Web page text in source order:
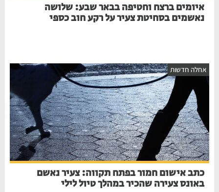
איומים ברצח וחטיפה בבאר שבע: שלושה
נאשמים בסחיטת צעיר על רקע חוב כספי
אחלה חדשות
כתב אישום חמור בפתח תקווה: צעיר נאשם
באונס צעירה שהכיר במהלך טיול לילי